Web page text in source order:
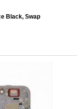
Black, Swap